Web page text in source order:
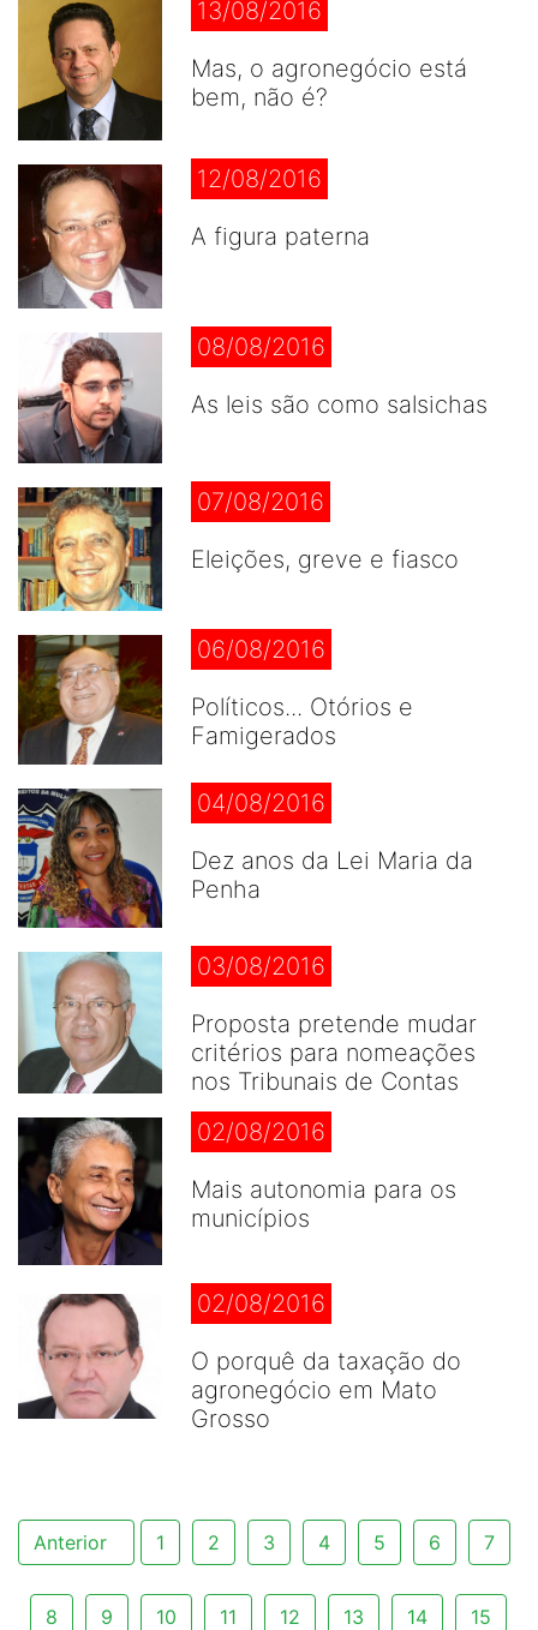
13/08/2016
Mas, o agronegócio está
bem, não é?
12/08/2016
A figura paterna
08/08/2016
As leis são como salsichas
07/08/2016
Eleições, greve e fiasco
06/08/2016
Políticos... Otórios e
Famigerados
04/08/2016
Dez anos da Lei Maria da
Penha
03/08/2016
Proposta pretende mudar
critérios para nomeações
nos Tribunais de Contas
02/08/2016
Mais autonomia para os
municípios
02/08/2016
O porquê da taxação do
agronegócio em Mato
Grosso
Anterior 1 2 3 4 5 6 7
8 9 10 11 12 13 14 15